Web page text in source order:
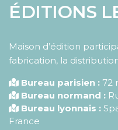
ÉDITIONS
Maison d’édition
fabrication, la
Bureau parisien : 72
Bureau normand :
Bureau lyonnais :
France